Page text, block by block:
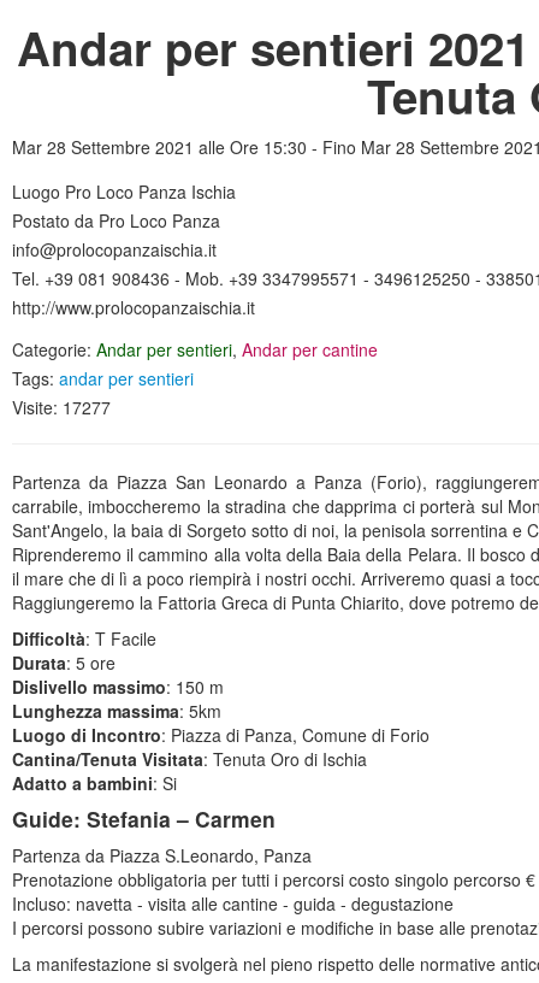
Andar per sentieri
Tenuta
Mar 28 Settembre 2021 alle Ore 15:30 - Fino Mar 28 Settembre
Luogo Pro Loco Panza Ischia
Postato da Pro Loco Panza
info@prolocopanzaischia.it
Tel. +39 081 908436 - Mob. +39 3347995571 - 3496125250 -
http://www.prolocopanzaischia.it
Categorie: Andar per sentieri, Andar per cantine
Tags: andar per sentieri
Visite: 17277
Partenza da Piazza San Leonardo a Panza (Forio),
carrabile, imboccheremo la stradina che dapprima ci porterà sul
Sant'Angelo, la baia di Sorgeto sotto di noi, la penisola sorrentina e
Riprenderemo il cammino alla volta della Baia della Pelara. Il
il mare che di lì a poco riempirà i nostri occhi. Arriveremo quasi a
Raggiungeremo la Fattoria Greca di Punta Chiarito, dove potremo
Difficoltà: T Facile
Durata: 5 ore
Dislivello massimo: 150 m
Lunghezza massima: 5km
Luogo di Incontro: Piazza di Panza, Comune di Forio
Cantina/Tenuta Visitata: Tenuta Oro di Ischia
Adatto a bambini: Si
Guide: Stefania – Carmen
Partenza da Piazza S.Leonardo, Panza
Prenotazione obbligatoria per tutti i percorsi costo singolo percorso
Incluso: navetta - visita alle cantine - guida - degustazione
I percorsi possono subire variazioni e modifiche in base alle
La manifestazione si svolgerà nel pieno rispetto delle normative